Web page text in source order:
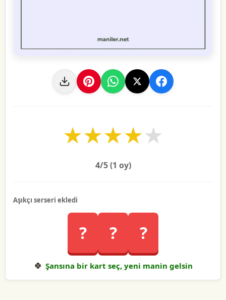
★
★
★
★
★
4/5 (1 oy)
Aşıkçı serseri ekledi
? ? ?
🍀 Şansına bir kart seç, yeni manin gelsin